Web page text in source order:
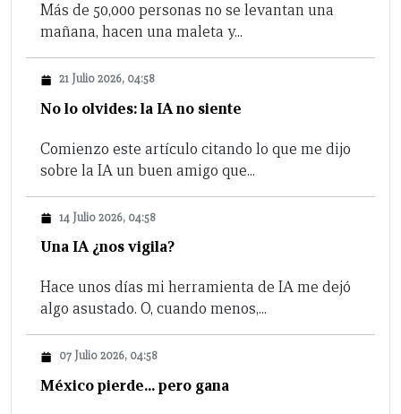
Más de 50,000 personas no se levantan una
mañana, hacen una maleta y...
21 Julio 2026, 04:58
No lo olvides: la IA no siente
Comienzo este artículo citando lo que me dijo
sobre la IA un buen amigo que...
14 Julio 2026, 04:58
Una IA ¿nos vigila?
Hace unos días mi herramienta de IA me dejó
algo asustado. O, cuando menos,...
07 Julio 2026, 04:58
México pierde... pero gana